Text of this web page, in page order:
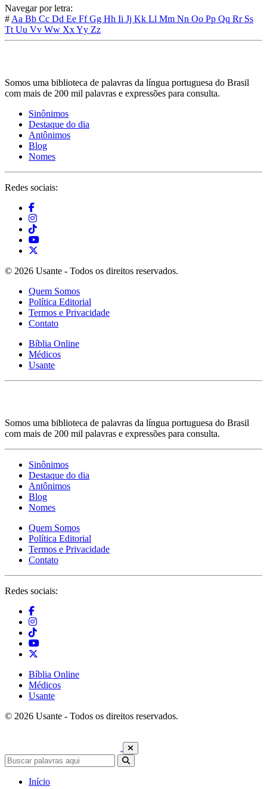
Navegar por letra:
# Aa Bb Cc Dd Ee FfGg Hh Ii Jj Kk Ll Mm Nn Oo Pp Qq Rr Ss
Tt Uu Vv Ww XxYy Zz
Somos uma biblioteca de palavras da língua portuguesa do Brasil
com mais de 200 mil palavras e expressões para consulta.
Sinônimos
Destaque do dia
Antônimos
Blog
Nomes
Redes sociais:
© 2026 Usante - Todos os direitos reservados.
Quem Somos
Política Editorial
Termos e Privacidade
Contato
Bíblia Online
Médicos
Usante
Somos uma biblioteca de palavras da língua portuguesa do Brasil
com mais de 200 mil palavras e expressões para consulta.
Sinônimos
Destaque do dia
Antônimos
Blog
Nomes
Quem Somos
Política Editorial
Termos e Privacidade
Contato
Redes sociais:
Bíblia Online
Médicos
Usante
© 2026 Usante - Todos os direitos reservados.
Início